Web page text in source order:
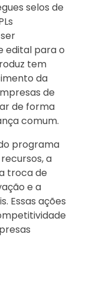
selos de
edital para o
tem
da
de
de forma
comum.
programa
a
troca de
e a
Essas ações